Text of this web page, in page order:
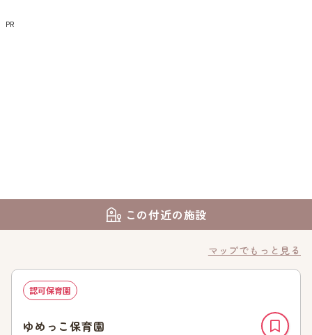
PR
この付近の施設
マップでもっと見る
認可保育園
ゆめっこ保育園